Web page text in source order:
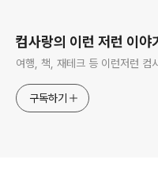
컴사랑의 이런 저런 이야
여행, 책, 재테크 등 이런저런 컴
구독하기